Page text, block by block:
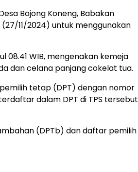
Bojong Koneng, Babakan
11/2024) untuk menggunakan
08.41 WIB, mengenakan kemeja
dan celana panjang cokelat tua.
tetap (DPT) dengan nomor
dalam DPT di TPS tersebut
(DPTb) dan daftar pemilih